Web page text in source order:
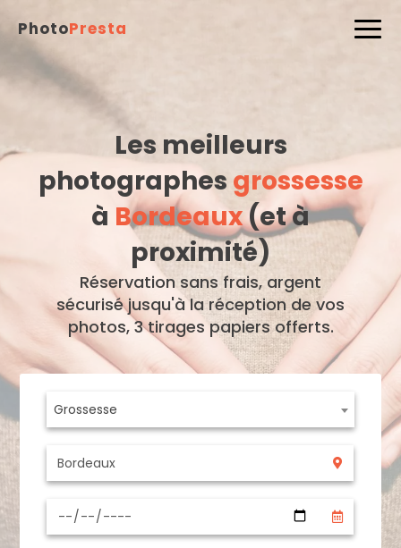
PhotoPresta
Les meilleurs
photographes grossesse
à Bordeaux(et à
proximité)
Réservation sans frais, argent
sécurisé jusqu'à la réception de vos
photos, 3 tirages papiers offerts.
Grossesse